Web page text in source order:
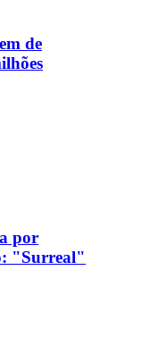
de
por
"Surreal"